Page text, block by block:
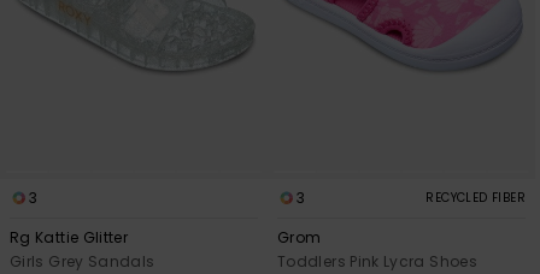
3
Rg Kattie Glitter
Girls Grey Sandals
3 RECYCLED FIBER
Grom
Toddlers Pink Lycra Shoes